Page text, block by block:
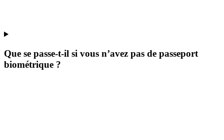
Que se passe-t-il si vous n’avez pas de passeport
biométrique ?